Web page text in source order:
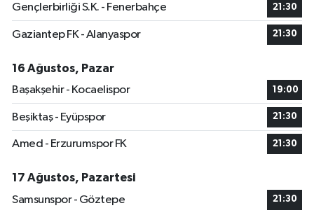
Gençlerbirliği S.K. - Fenerbahçe 21:30
Gaziantep FK - Alanyaspor 21:30
16 Ağustos, Pazar
Başakşehir - Kocaelispor
19:00
Beşiktaş - Eyüpspor 21:30
Amed - Erzurumspor FK 21:30
17 Ağustos, Pazartesi
Samsunspor - Göztepe
21:30